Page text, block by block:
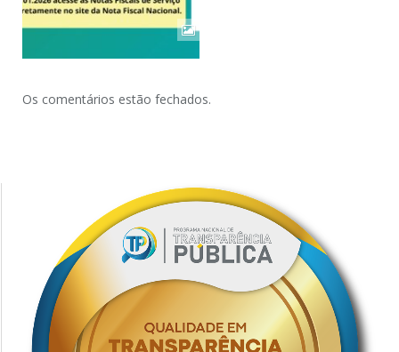
Os comentários estão fechados.